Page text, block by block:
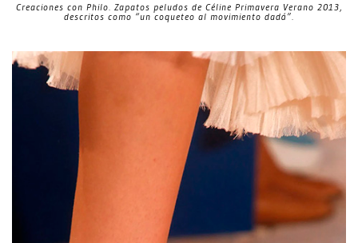
Creaciones con Philo. Zapatos peludos de Céline Primavera Verano 2013,
descritos como “un coqueteo al movimiento dadá”.